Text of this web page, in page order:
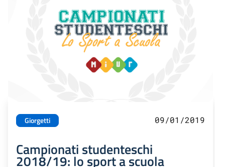
Giorgetti 09/01/2019
Campionati studenteschi
2018/19: lo sport a scuola